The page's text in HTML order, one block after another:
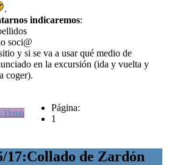
.
indicaremos:
soci@
y si se va a usar qué medio de
en la excursión (ida y vuelta y
coger).
Página:
1
17:Collado de Zardón